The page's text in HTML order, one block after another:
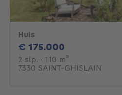
Huis
€ 175.000
2 slp. 2 slaapkamers
· 110 m²
7330 SAINT-GHISLAIN